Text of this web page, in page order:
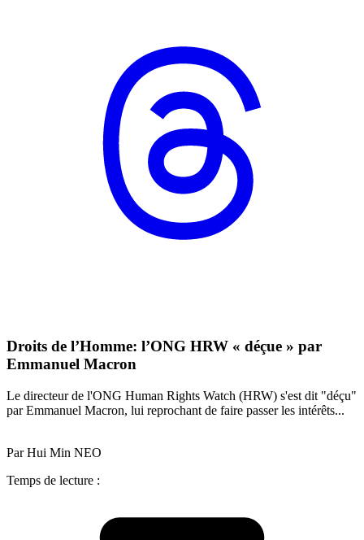
Droits de l’Homme: l’ONG HRW « déçue » par
Emmanuel Macron
Le directeur de l'ONG Human Rights Watch (HRW) s'est dit "déçu"
par Emmanuel Macron, lui reprochant de faire passer les intérêts...
Par Hui Min NEO
Temps de lecture :